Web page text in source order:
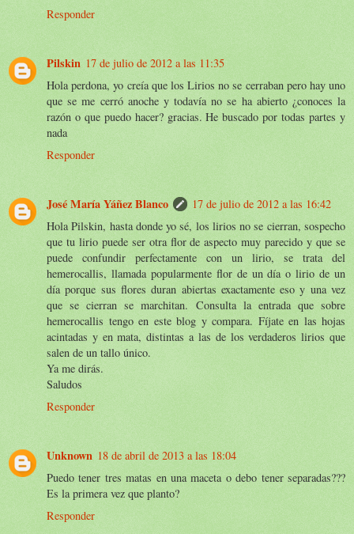
Responder
Pilskin 17 de julio de 2012 a las 11:35
Hola perdona, yo creía que los Lirios no se cerraban pero hay uno
que se me cerró anoche y todavía no se ha abierto ¿conoces la
razón o que puedo hacer? gracias. He buscado por todas partes y
nada
Responder
José María Yáñez Blanco
17 de julio de 2012 a las 16:42
Hola Pilskin, hasta donde yo sé, los lirios no se cierran, sospecho
que tu lirio puede ser otra flor de aspecto muy parecido y que se
puede confundir perfectamente con un lirio, se trata del
hemerocallis, llamada popularmente flor de un día o lirio de un
día porque sus flores duran abiertas exactamente eso y una vez
que se cierran se marchitan. Consulta la entrada que sobre
hemerocallis tengo en este blog y compara. Fíjate en las hojas
acintadas y en mata, distintas a las de los verdaderos lirios que
salen de un tallo único.
Ya me dirás.
Saludos
Responder
Unknown 18 de abril de 2013 a las 18:04
Puedo tener tres matas en una maceta o debo tener separadas???
Es la primera vez que planto?
Responder